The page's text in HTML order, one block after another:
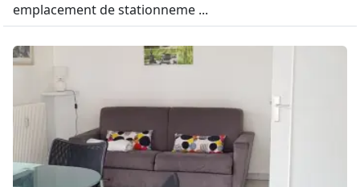
emplacement de stationneme ...